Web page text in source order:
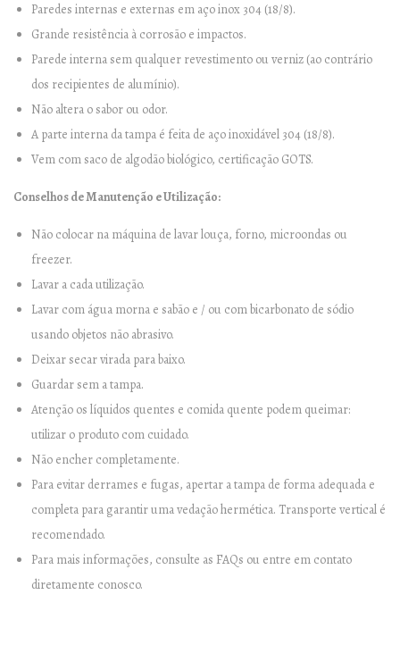
Paredes internas e externas em aço inox 304 (18/8).
Grande resistência à corrosão e impactos.
Parede interna sem qualquer revestimento ou verniz (ao contrário
dos recipientes de alumínio).
Não altera o sabor ou odor.
A parte interna da tampa é feita de aço inoxidável 304 (18/8).
Vem com saco de algodão biológico, certificação GOTS.
Conselhos de Manutenção e Utilização:
Não colocar na máquina de lavar louça, forno, microondas ou
freezer.
Lavar a cada utilização.
Lavar com água morna e sabão e / ou com bicarbonato de sódio
usando objetos não abrasivo.
Deixar secar virada para baixo.
Guardar sem a tampa.
Atenção os líquidos quentes e comida quente podem queimar:
utilizar o produto com cuidado.
Não encher completamente.
Para evitar derrames e fugas, apertar a tampa de forma adequada e
completa para garantir uma vedação hermética. Transporte vertical é
recomendado.
Para mais informações, consulte as FAQs ou entre em contato
diretamente conosco.